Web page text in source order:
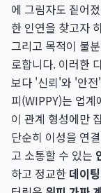
에 그림자도 짙어
한 인연을 찾고자
그리고 목적이 불
로합니다. 이러한
보다 '신뢰'와 '안
피(WIPPY)는 업
이 관계 형성에만
단순히 이성을 연
고 소통할 수 있는
하고 정교한 데이